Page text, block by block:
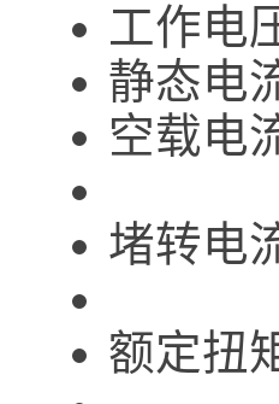
工作电
静态
空载
堵转
额定扭